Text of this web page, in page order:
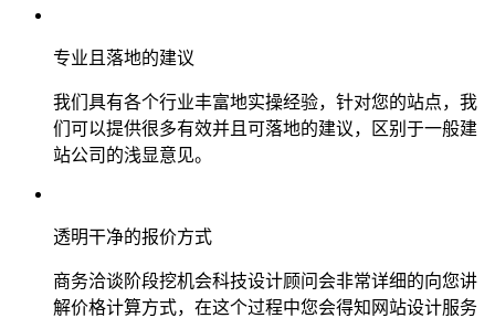
专业且落地的建议
我们具有各个行业丰富地实操经验，针对您的站点，我
们可以提供很多有效并且可落地的建议，区别于一般建
站公司的浅显意见。
透明干净的报价方式
商务洽谈阶段挖机会科技设计顾问会非常详细的向您讲
解价格计算方式，在这个过程中您会得知网站设计服务